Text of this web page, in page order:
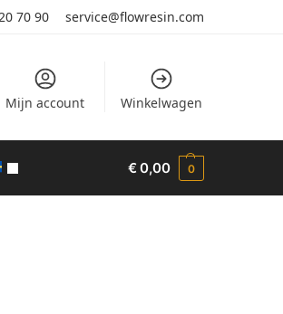
70 90 service@flowresin.com
Mijn account Winkelwagen
€0,00 0